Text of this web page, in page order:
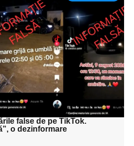
textul pentru
aici
aici
aici
subti
false de pe TikTok.
o dezinformare